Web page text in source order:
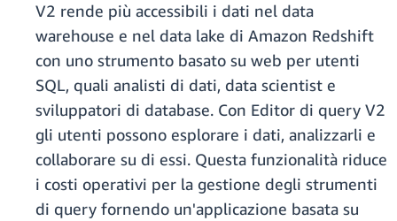
V2 rende più accessibili i dati nel data
warehouse e nel data lake di Amazon Redshift
con uno strumento basato su web per utenti
SQL, quali analisti di dati, data scientist e
sviluppatori di database. Con Editor di query V2
gli utenti possono esplorare i dati, analizzarli e
collaborare su di essi. Questa funzionalità riduce
i costi operativi per la gestione degli strumenti
di query fornendo un'applicazione basata su